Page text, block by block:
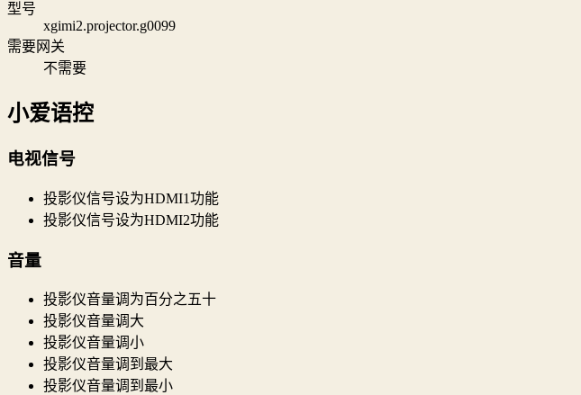
型号
xgimi2.projector.g0099
需要网关
不需要
小爱语控
电视信号
投影仪信号设为HDMI1功能
投影仪信号设为HDMI2功能
音量
投影仪音量调为百分之五十
投影仪音量调大
投影仪音量调小
投影仪音量调到最大
投影仪音量调到最小